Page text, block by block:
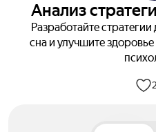
Анализ
Разработайте
сна и улучшите
2